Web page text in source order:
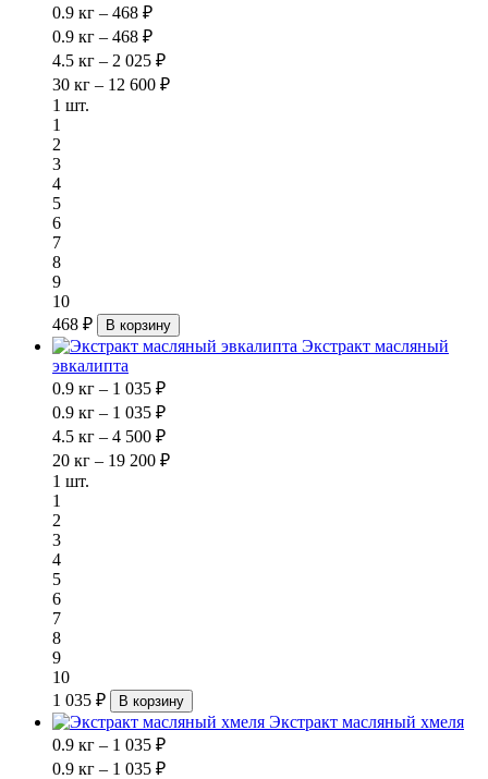
0.9 кг – 468 ₽
0.9 кг – 468 ₽
4.5 кг – 2 025 ₽
30 кг – 12 600 ₽
1 шт.
1
2
3
4
5
6
7
8
9
10
468 ₽
В корзину
Экстракт масляный
эвкалипта
0.9 кг – 1 035 ₽
0.9 кг – 1 035 ₽
4.5 кг – 4 500 ₽
20 кг – 19 200 ₽
1 шт.
1
2
3
4
5
6
7
8
9
10
1 035 ₽
В корзину
Экстракт масляный хмеля
0.9 кг – 1 035 ₽
0.9 кг – 1 035 ₽